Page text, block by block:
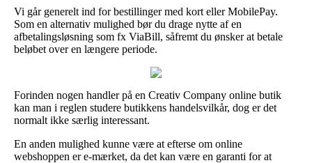
Vi går generelt ind for bestillinger med kort eller MobilePay.
Som en alternativ mulighed bør du drage nytte af en
afbetalingsløsning som fx ViaBill, såfremt du ønsker at betale
beløbet over en længere periode.
Forinden nogen handler på en Creativ Company online butik
kan man i reglen studere butikkens handelsvilkår, dog er det
normalt ikke særlig interessant.
En anden mulighed kunne være at efterse om online
webshoppen er e-mærket, da det kan være en garanti for at